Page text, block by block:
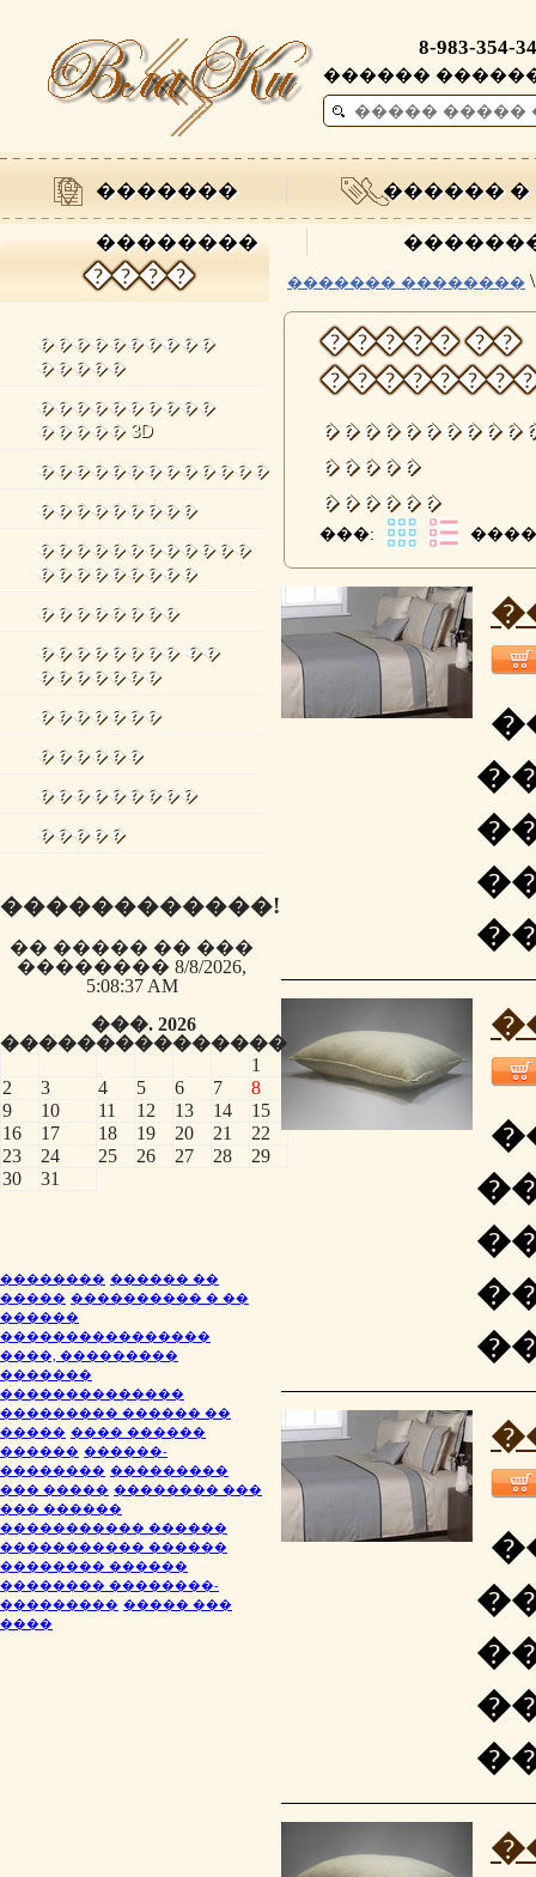
8-983-354-
������
������� ������ �
��������
������� �������� \
����� ��
�����
������
���:
����
����������
�����
����������
����� 3D
�������������
���������
������������
���������
��������
�������� ��
�������
�������
������
���������
�����
������������!
�� ����� �� ���
�������� 8/8/2026,
5:08:37 AM
���. 2026
���������������
1
2
3 4 5 6 7
8
9
10 11 12 13 14
15
16
17 18 19 20 21
22
23
24 25 26 27 28
29
30
31
�������� ������ ��
����� ���������� � ��
������
����������������
����, ���������
�������
��������������
��������� ������ ��
����� ���� ������
������ ������-
�������� ���������
��� ����� �������� ���
��� ������
����������� ������
����������� ������
�������� ������
�������� ��������-
��������� ����� ���
����